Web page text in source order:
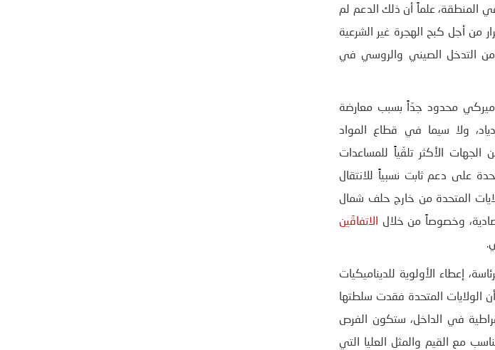
المنطقة، علماً أن ذلك الدعم لم
من أجل كبح الهجرة غير الشرعية
من التدخل الصيني والروسي في
محدود جدّاً بسبب معارضة
ولا سيما في قطاع المواد
الأكثر تلقّياً للمساعدات
على دعم ثابت نسبياً للانتقال
المتحدة من خارج حلف شمال
وخصوصاً من خلال
الاتفاقَين
في حال فوزه بالرئاسة، إعطاء الأولوية للديناميكيات
الولايات المتحدة فقدت سلطتها
في الداخل، ستكون الفرص
مع القيم والمثل العليا التي